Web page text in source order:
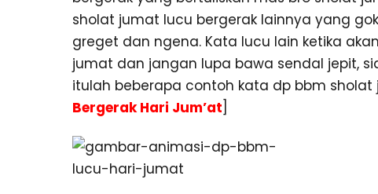
sholat jumat lucu bergerak lainnya yang
greget dan ngena. Kata lucu lain ketika
jumat dan jangan lupa bawa sendal jepit,
itulah beberapa contoh kata dp bbm sholat
Bergerak Hari Jum’at